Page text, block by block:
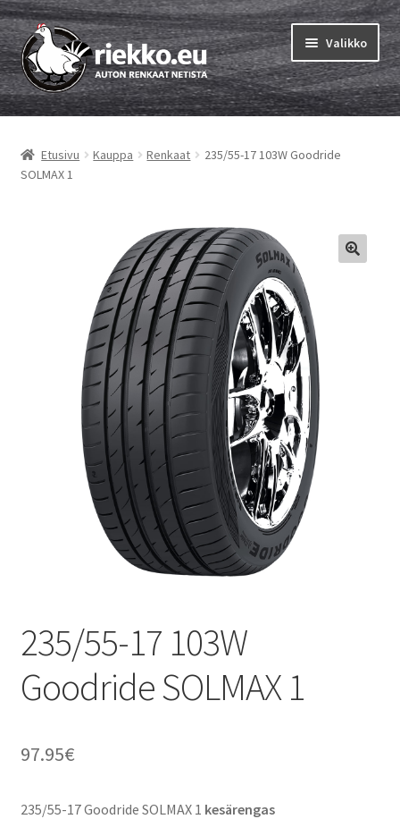
Siirry
navigointiin
Siirry
sisältöön
Valikko
Etusivu
Vinkit & ohjeet
Rengastestit
Etusivu Kauppa Renkaat
235/55-17 103W Goodride
SOLMAX 1
235/55-17 103W
Goodride SOLMAX 1
97.95€
235/55-17 Goodride SOLMAX 1 kesärengas